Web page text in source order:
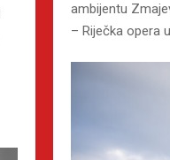
ambijentu
– Riječka opera